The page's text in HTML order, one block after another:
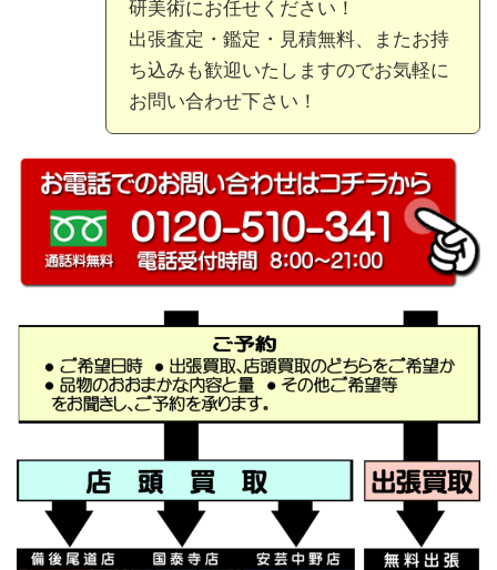
研美術にお任せください！
出張査定・鑑定・見積無料、またお持
ち込みも歓迎いたしますのでお気軽に
お問い合わせ下さい！